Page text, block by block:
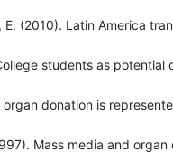
(2010). Latin America
students as
donation is
Mass media and